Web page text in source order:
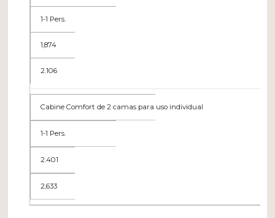
1-1 Pers.
1,874
2.106
Cabine Comfort de 2 camas para uso individual
1-1 Pers.
2.401
2,633